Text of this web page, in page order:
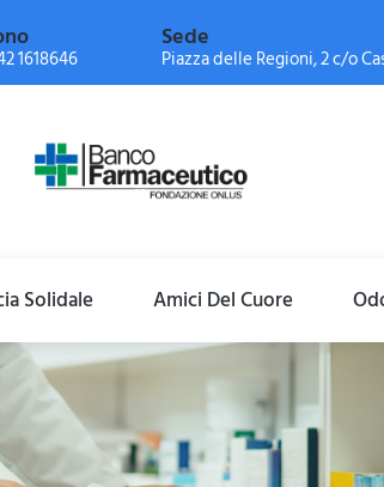
1618646
Sede
Piazza delle Regioni, 2 c/o
Solidale Amici Del Cuore